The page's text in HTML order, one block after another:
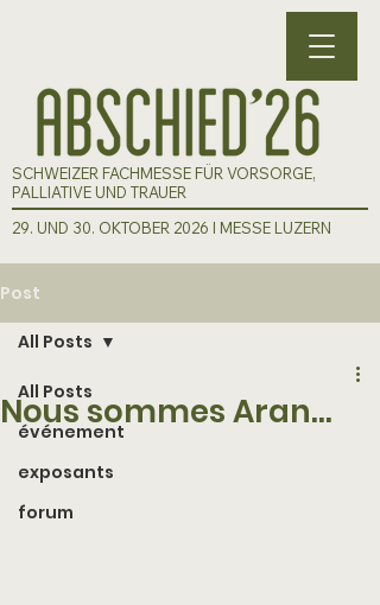
SCHWEIZER FACHMESSE FÜR VORSORGE,
PALLIATIVE UND TRAUER
29. UND 30. OKTOBER 2026 I MESSE LUZERN
Post
All Posts
événement
exposants
forum
All Posts
Nous sommes Aran...